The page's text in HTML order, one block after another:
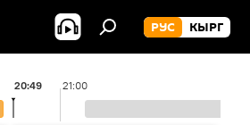
РУС КЫРГ
21:00
20:49